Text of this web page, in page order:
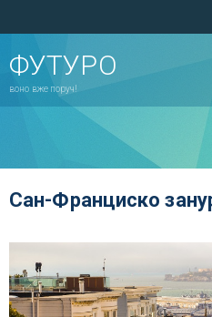
ФУТУРО
воно вже поруч!
Сан-Франциско